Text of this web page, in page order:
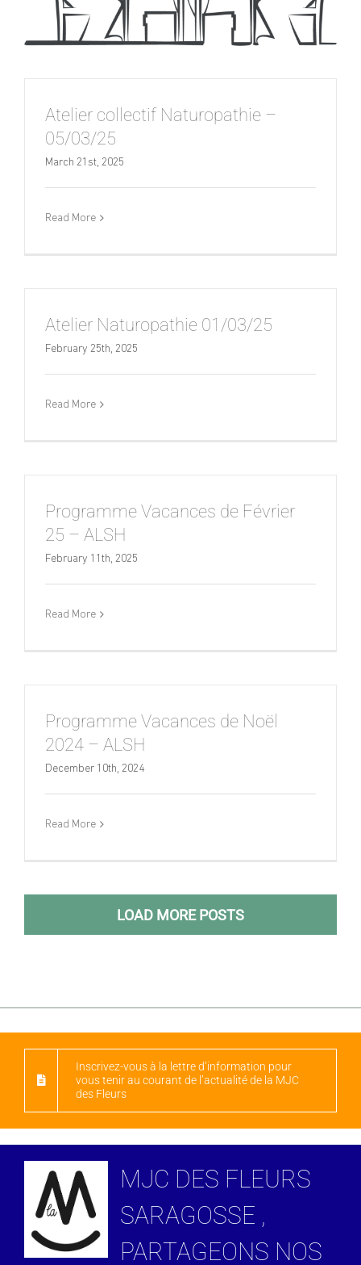
Atelier collectif Naturopathie –
05/03/25
March 21st, 2025
Read More
Atelier Naturopathie 01/03/25
February 25th, 2025
Read More
Programme Vacances de Février
25 – ALSH
February 11th, 2025
Read More
Programme Vacances de Noël
2024 – ALSH
December 10th, 2024
Read More
LOAD MORE POSTS
Inscrivez-vous à la lettre d’information pour
vous tenir au courant de l’actualité de la MJC
des Fleurs
MJC DES FLEURS
SARAGOSSE ,
PARTAGEONS NOS